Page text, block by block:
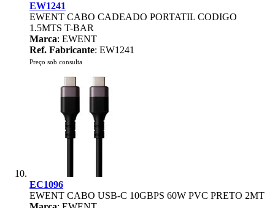
EW1241
EWENT CABO CADEADO PORTATIL CODIGO
1.5MTS T-BAR
Marca: EWENT
Ref. Fabricante: EW1241
Preço sob consulta
EC1096
EWENT CABO USB-C 10GBPS 60W PVC PRETO 2MT